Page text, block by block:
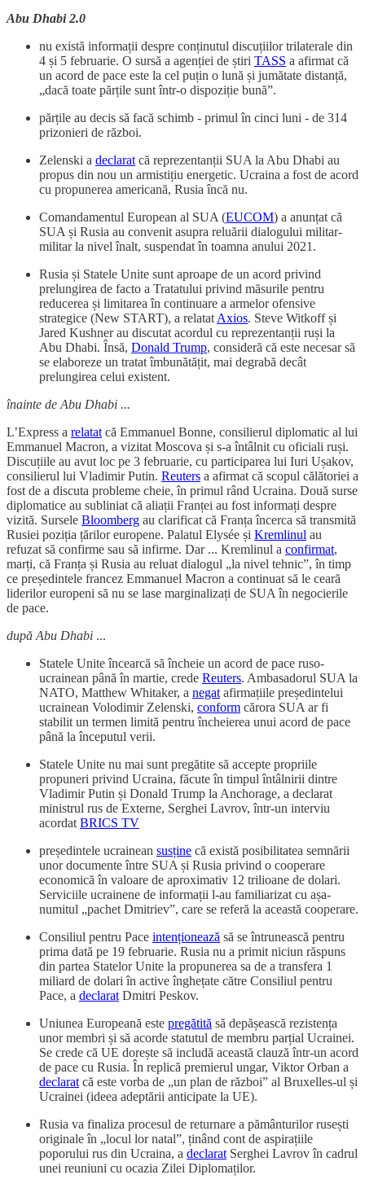
Abu Dhabi 2.0
nu există informații despre conținutul discuțiilor trilaterale din
4 și 5 februarie. O sursă a agenției de știri TASS a afirmat că
un acord de pace este la cel puțin o lună și jumătate distanță,
„dacă toate părțile sunt într-o dispoziție bună”.
părțile au decis să facă schimb - primul în cinci luni - de 314
prizonieri de război.
Zelenski a declarat că reprezentanții SUA la Abu Dhabi au
propus din nou un armistițiu energetic. Ucraina a fost de acord
cu propunerea americană, Rusia încă nu.
Comandamentul European al SUA (EUCOM) a anunțat că
SUA și Rusia au convenit asupra reluării dialogului militar-
militar la nivel înalt, suspendat în toamna anului 2021.
Rusia și Statele Unite sunt aproape de un acord privind
prelungirea de facto a Tratatului privind măsurile pentru
reducerea și limitarea în continuare a armelor ofensive
strategice (New START), a relatat Axios. Steve Witkoff și
Jared Kushner au discutat acordul cu reprezentanții ruși la
Abu Dhabi. Însă, Donald Trump, consideră că este necesar să
se elaboreze un tratat îmbunătățit, mai degrabă decât
prelungirea celui existent.
înainte de Abu Dhabi ...
L’Express a relatat că Emmanuel Bonne, consilierul diplomatic al lui
Emmanuel Macron, a vizitat Moscova și s-a întâlnit cu oficiali ruși.
Discuțiile au avut loc pe 3 februarie, cu participarea lui Iuri Ușakov,
consilierul lui Vladimir Putin. Reuters a afirmat că scopul călătoriei a
fost de a discuta probleme cheie, în primul rând Ucraina. Două surse
diplomatice au subliniat că aliații Franței au fost informați despre
vizită. Sursele Bloomberg au clarificat că Franța încerca să transmită
Rusiei poziția țărilor europene. Palatul Elysée și Kremlinul au
refuzat să confirme sau să infirme. Dar ... Kremlinul a confirmat,
marți, că Franța și Rusia au reluat dialogul „la nivel tehnic”, în timp
ce președintele francez Emmanuel Macron a continuat să le ceară
liderilor europeni să nu se lase marginalizați de SUA în negocierile
de pace.
după Abu Dhabi ...
Statele Unite încearcă să încheie un acord de pace ruso-
ucrainean până în martie, crede Reuters. Ambasadorul SUA la
NATO, Matthew Whitaker, a negat afirmațiile președintelui
ucrainean Volodimir Zelenski, conform cărora SUA ar fi
stabilit un termen limită pentru încheierea unui acord de pace
până la începutul verii.
Statele Unite nu mai sunt pregătite să accepte propriile
propuneri privind Ucraina, făcute în timpul întâlnirii dintre
Vladimir Putin și Donald Trump la Anchorage, a declarat
ministrul rus de Externe, Serghei Lavrov, într-un interviu
acordat BRICS TV
președintele ucrainean susține că există posibilitatea semnării
unor documente între SUA și Rusia privind o cooperare
economică în valoare de aproximativ 12 trilioane de dolari.
Serviciile ucrainene de informații l-au familiarizat cu așa-
numitul „pachet Dmitriev”, care se referă la această cooperare.
Consiliul pentru Pace intenționează să se întrunească pentru
prima dată pe 19 februarie. Rusia nu a primit niciun răspuns
din partea Statelor Unite la propunerea sa de a transfera 1
miliard de dolari în active înghețate către Consiliul pentru
Pace, a declarat Dmitri Peskov.
Uniunea Europeană este pregătită să depășească rezistența
unor membri și să acorde statutul de membru parțial Ucrainei.
Se crede că UE dorește să includă această clauză într-un acord
de pace cu Rusia. În replică premierul ungar, Viktor Orban a
declarat că este vorba de „un plan de război” al Bruxelles-ul și
Ucrainei (ideea adeptării anticipate la UE).
Rusia va finaliza procesul de returnare a pământurilor rusești
originale în „locul lor natal”, ținând cont de aspirațiile
poporului rus din Ucraina, a declarat Serghei Lavrov în cadrul
unei reuniuni cu ocazia Zilei Diplomaților.